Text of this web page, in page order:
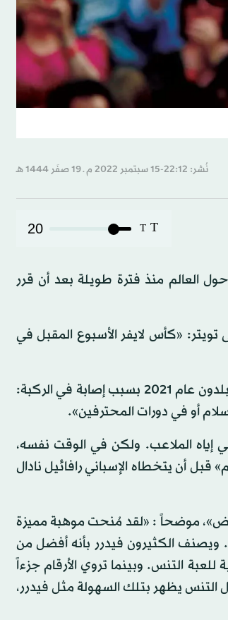
نُشر: 22:12-15 سبتمبر 2022 م ـ 19 صفَر 1444 هـ
T
T
20
العالم منذ فترة طويلة بعد أن قرر
على تويتر: «كأس لايفر الأسبوع المقبل في
وأضاف السويسري الذي لم يشارك في أي بطولة منذ إقصائه في ربع نهائي بطولة ويمبلدون عام 2021 بسبب إصابة في الركبة:
أو في دورات المحترفين».
إياه الملاعب. ولكن في الوقت نفسه،
قبل أن يتخطاه الإسباني رافائيل نادال
موضحاً : «لقد مُنحت موهبة مميزة
ويصنف الكثيرون فيدرر بأنه أفضل من
التنس. وبينما تروي الأرقام جزءاً
التنس يظهر بتلك السهولة مثل فيدرر،